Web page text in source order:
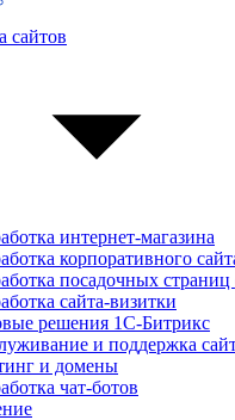
сайтов
интернет-магазина
корпоративного
посадочных
сайта-визитки
решения 1С-Битрикс
и поддержка
и домены
чат-ботов